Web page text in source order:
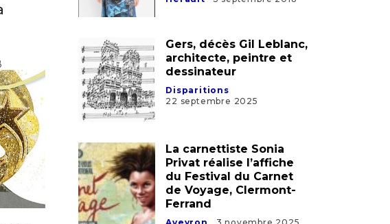
Gers, décès Gil Leblanc,
architecte, peintre et
dessinateur
Disparitions
La carnettiste Sonia
Privat réalise l’affiche
du Festival du Carnet
de Voyage, Clermont-
Ferrand